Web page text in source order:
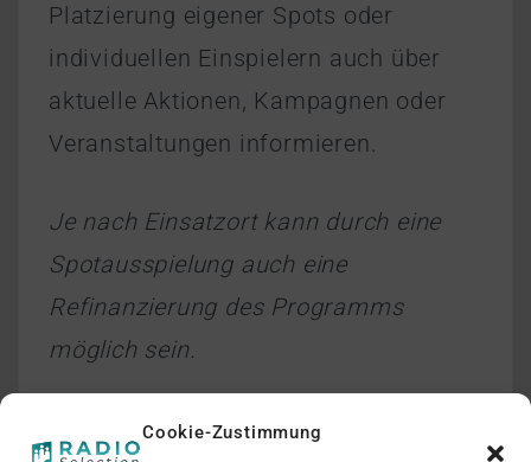
Cookie-Zustimmung
Platzierung eigener Spots oder
individuellen Einspielern auch über
aktuelle Aktionen, Kampagnen oder
Veranstaltungen informieren.
Je nach Einsatzort kann durch eine
Spotausspielung auch eine
Refinanzierung des Programms
möglich sein.
Höchste Musikqualität